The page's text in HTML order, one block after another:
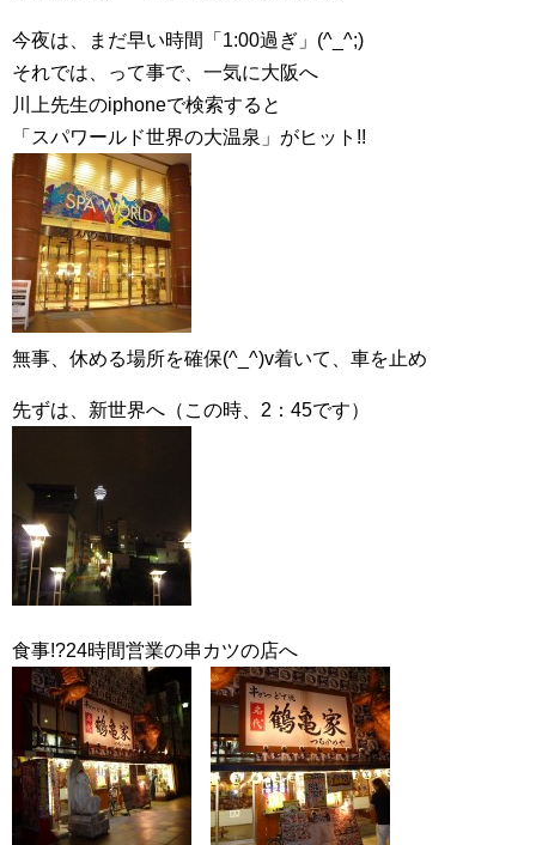
今夜は、まだ早い時間「1:00過ぎ」(^_^;)
それでは、って事で、一気に大阪へ
川上先生のiphoneで検索すると
「スパワールド世界の大温泉」がヒット!!
無事、休める場所を確保(^_^)v着いて、車を止め
先ずは、新世界へ（この時、2：45です）
食事!?24時間営業の串カツの店へ